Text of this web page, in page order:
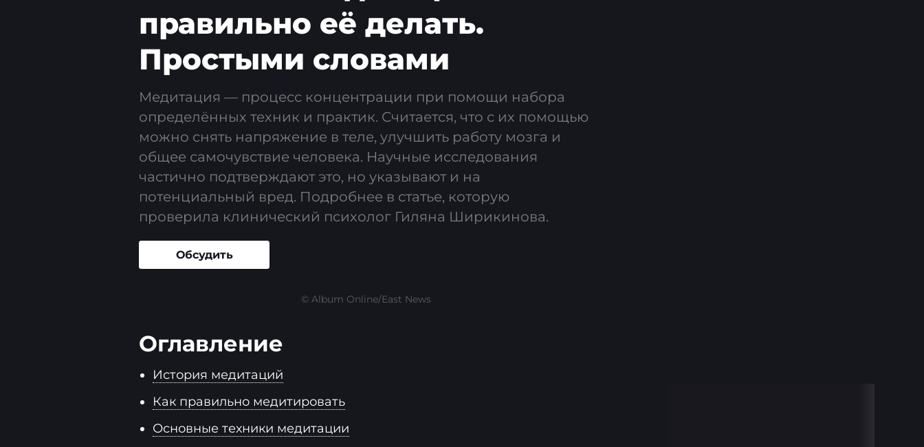
правильно её делать.
Простыми словами
Медитация — процесс концентрации при помощи набора
определённых техник и практик. Считается, что с их помощью
можно снять напряжение в теле, улучшить работу мозга и
общее самочувствие человека. Научные исследования
частично подтверждают это, но указывают и на
потенциальный вред. Подробнее в статье, которую
проверила клинический психолог Гиляна Ширикинова.
Обсудить
© Album Online/East News
Оглавление
История медитаций
Как правильно медитировать
Основные техники медитации